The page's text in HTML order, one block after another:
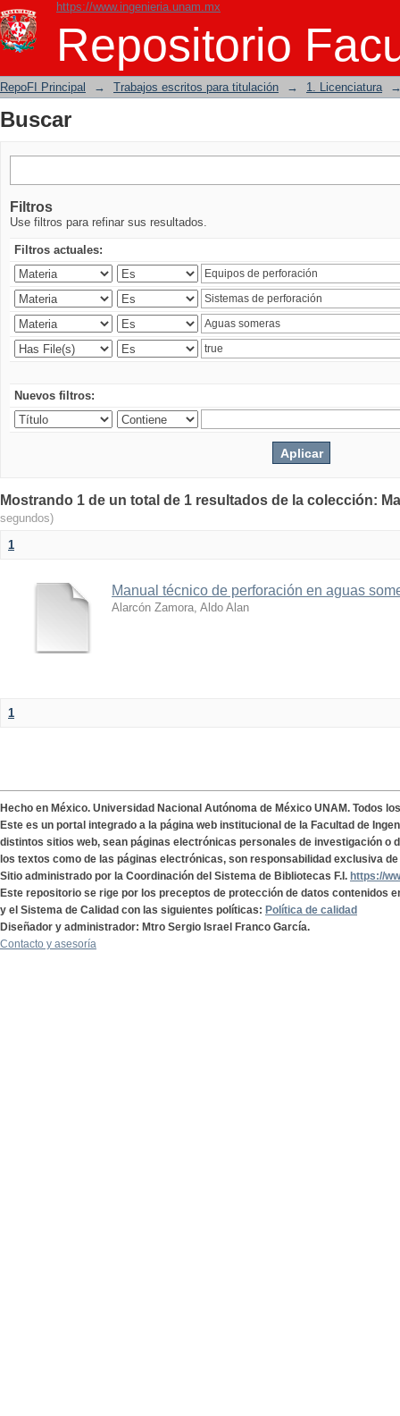
https://www.ingenieria.unam.mx
Repositorio
Buscar
RepoFI Principal → Trabajos escritos para titulación → 1. Licenciatura
Buscar
Filtros
Use filtros para refinar sus resultados.
Filtros actuales:
Nuevos filtros:
Mostrando 1 de un total de 1 resultados de la colección:
segundos)
1
Manual técnico de perforación en aguas
Alarcón Zamora, Aldo Alan
1
Hecho en México. Universidad Nacional Autónoma de México UNAM. Todos
Este es un portal integrado a la página web institucional de la Facultad de
distintos sitios web, sean páginas electrónicas personales de investigación o
los textos como de las páginas electrónicas, son responsabilidad exclusiva
Sitio administrado por la Coordinación del Sistema de Bibliotecas F.I. https://
Este repositorio se rige por los preceptos de protección de datos contenidos
y el Sistema de Calidad con las siguientes políticas: Política de calidad
Diseñador y administrador: Mtro Sergio Israel Franco García.
Contacto y asesoría